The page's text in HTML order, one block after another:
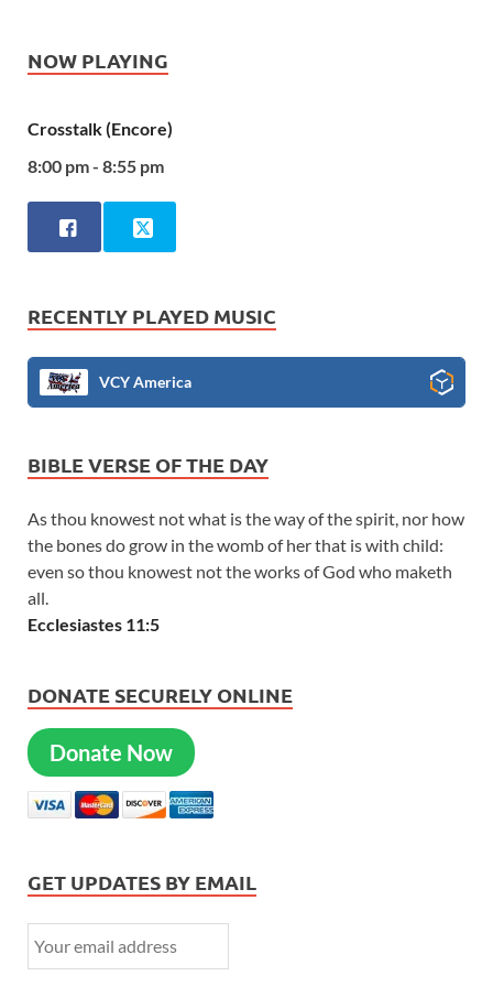
NOW PLAYING
Crosstalk (Encore)
8:00 pm - 8:55 pm
RECENTLY PLAYED MUSIC
VCY America
BIBLE VERSE OF THE DAY
As thou knowest not what is the way of the spirit, nor how
the bones do grow in the womb of her that is with child:
even so thou knowest not the works of God who maketh
all.
Ecclesiastes 11:5
DONATE SECURELY ONLINE
Donate Now
GET UPDATES BY EMAIL